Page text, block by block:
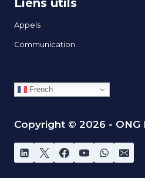
Copyright © 2026 - ONG
Liens utils
Appels
Communication
French